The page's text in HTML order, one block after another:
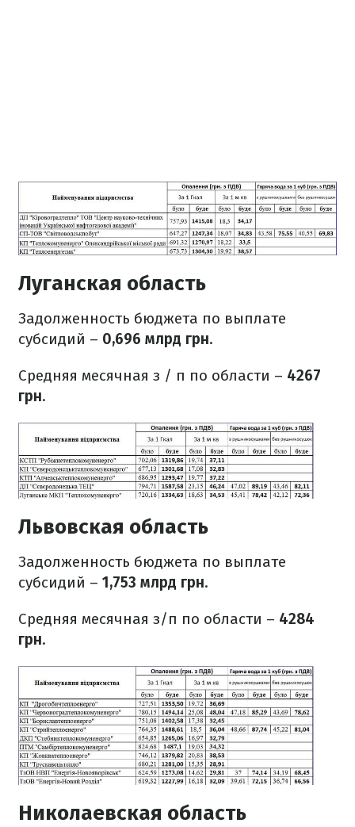
Луганская область
Задолженность бюджета по выплате
субсидий – 0,696 млрд грн.
Средняя месячная з / п по области – 4267
грн.
Львовская область
Задолженность бюджета по выплате
субсидий – 1,753 млрд грн.
Средняя месячная з/п по области – 4284
грн.
Николаевская область